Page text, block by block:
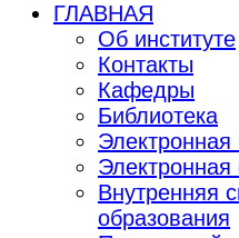
ГЛАВНАЯ
Об институте
Контакты
Кафедры
Библиотека
Электронная
Электронная
Внутренняя
образования